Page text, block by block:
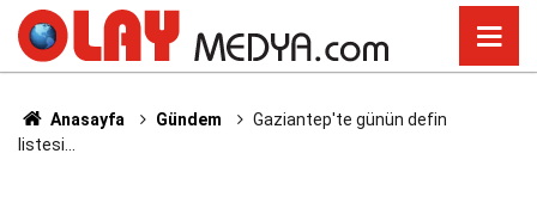
Anasayfa Gündem
Gaziantep'te günün defin
listesi...